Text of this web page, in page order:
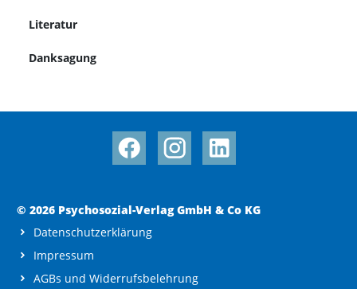
Literatur
Danksagung
© 2026 Psychosozial-Verlag GmbH & Co KG
Datenschutzerklärung
Impressum
AGBs und Widerrufsbelehrung